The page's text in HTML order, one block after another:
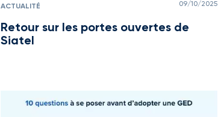
ACTUALITÉ 09/10/2025
Retour sur les portes ouvertes de
Siatel